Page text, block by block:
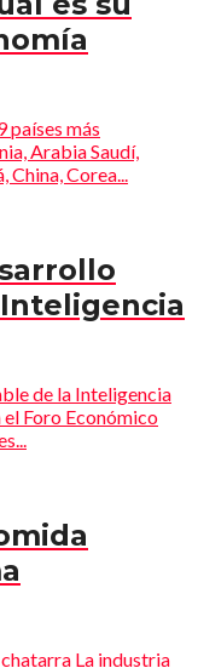
países más
Arabia Saudí,
China, Corea...
de la Inteligencia
Foro Económico
La industria